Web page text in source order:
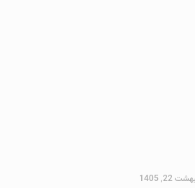
22, 1405